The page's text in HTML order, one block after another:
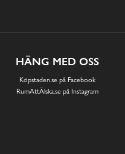
HÄNG MED OSS
Köpstaden.se på Facebook
RumAttÄlska.se på Instagram